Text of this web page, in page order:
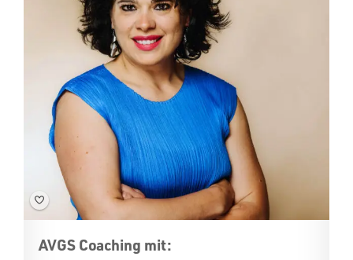
AVGS Coaching mit: